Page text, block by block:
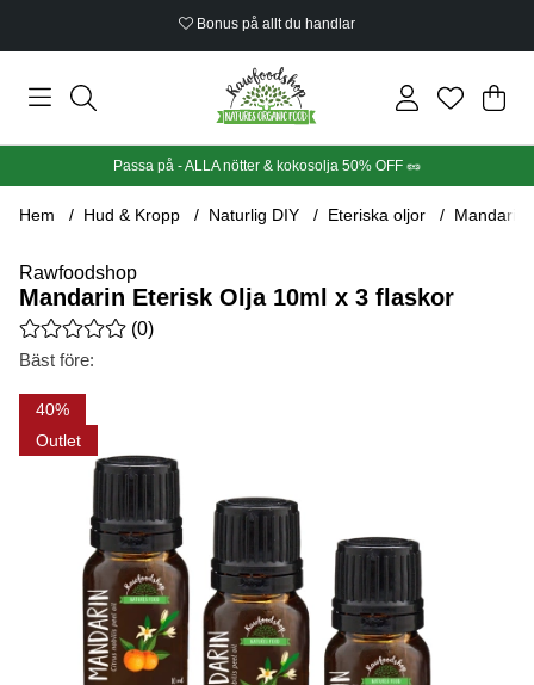
Bonus på allt du handlar
Din
.
Passa på - ALLA nötter & kokosolja 50% OFF 🥜
Hem Hud & Kropp Naturlig DIY Eteriska oljor Mandarin
Rawfoodshop
Mandarin Eterisk Olja 10ml x 3 flaskor
Medelbetyg 0 av 5 Antal betyg 0
(0)
Bäst före:
40
Outlet
Produktbilder Mandarin Eterisk Olja 10ml x 3 flaskor